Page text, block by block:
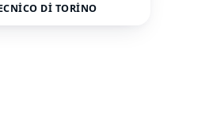
DI TORINO